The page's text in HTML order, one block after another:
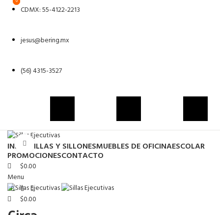
CDMX: 55-4122-2213
jesus@bering.mx
(56) 4315-3527
INICIO SILLAS Y SILLONESMUEBLES DE OFICINAESCOLAR
PROMOCIONESCONTACTO
$0.00
Menu
$0.00
Click to enlarge